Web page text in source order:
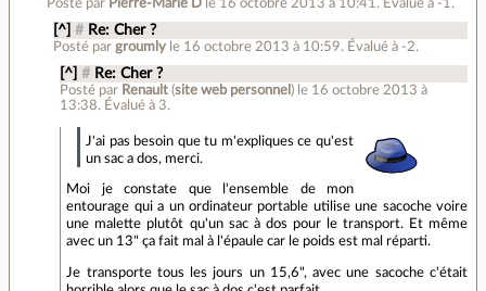
Posté par Pierre-Marie D le 16 octobre 2013 à 10:41 . Évalué à -1 .
[^] # Re: Cher ?
Posté par groumly le 16 octobre 2013 à 10:59. Évalué à -2.
[^] # Re: Cher ?
Posté par Renault (site web personnel ) le 16 octobre 2013 à
13:38. Évalué à 3.
J'ai pas besoin que tu m'expliques ce qu'est
un sac a dos, merci.
Moi je constate que l'ensemble de mon
entourage qui a un ordinateur portable utilise une sacoche voire
une malette plutôt qu'un sac à dos pour le transport. Et même
avec un 13" ça fait mal à l'épaule car le poids est mal réparti.
Je transporte tous les jours un 15,6", avec une sacoche c'était